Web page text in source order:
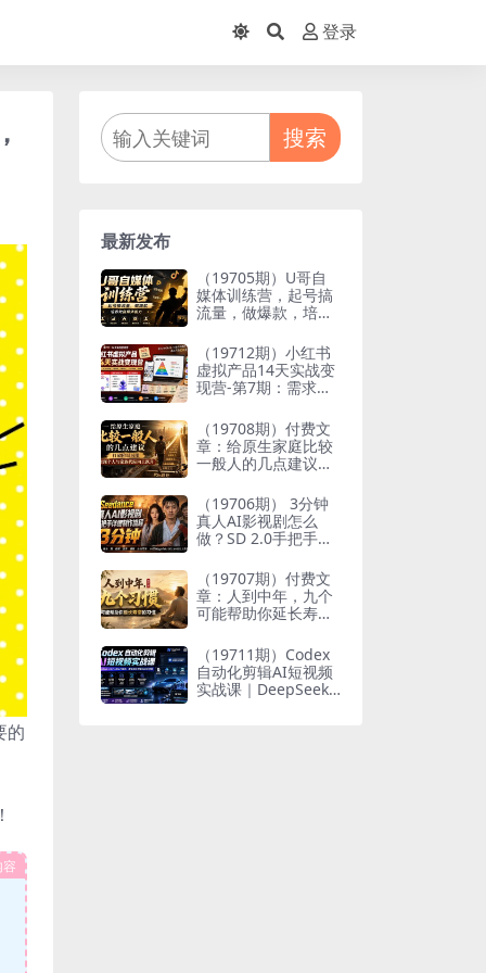
登录
的
搜索
最新发布
（19705期）U哥自
媒体训练营，起号搞
流量，做爆款，培养
（19712期）小红书
虚拟产品14天实战变
现营-第7期：需求挖
品矩阵×内容笔记×一
人公司进阶×全链路
（19708期）付费文
章：给原生家庭比较
一般人的几点建议，
个人与家族代际向上
跃升
（19706期） 3分钟
真人AI影视剧怎么
做？SD 2.0手把手完
eld 14天SD 2.0/2.5
无限生成
（19707期）付费文
章：人到中年，九个
可能帮助你延长寿命
（19711期）Codex
自动化剪辑AI短视频
实战课｜DeepSeek